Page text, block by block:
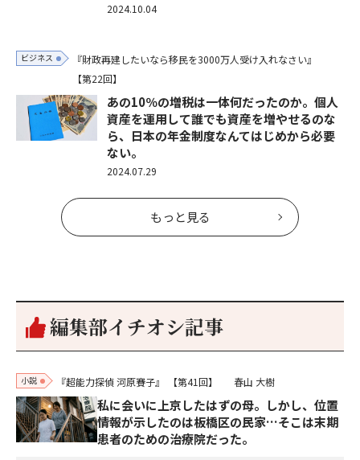
2024.10.04
ビジネス
『財政再建したいなら移民を3000万人受け入れなさい』
【第22回】
あの10％の増税は一体何だったのか。個人
資産を運用して誰でも資産を増やせるのな
ら、日本の年金制度なんてはじめから必要
ない。
2024.07.29
もっと見る
編集部イチオシ記事
小説 『超能力探偵 河原賽子』 【第41回】 春山 大樹
私に会いに上京したはずの母。しかし、位置
情報が示したのは板橋区の民家…そこは末期
患者のための治療院だった。